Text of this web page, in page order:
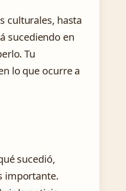
culturales, hasta
sucediendo en
Tu
lo que ocurre a
sucedió,
importante.